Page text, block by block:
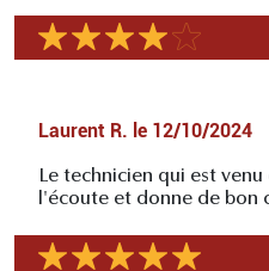
Laurent R. le 12/10/2024
Le technicien qui est venu
l'écoute et donne de bon